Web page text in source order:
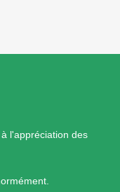
l'appréciation des